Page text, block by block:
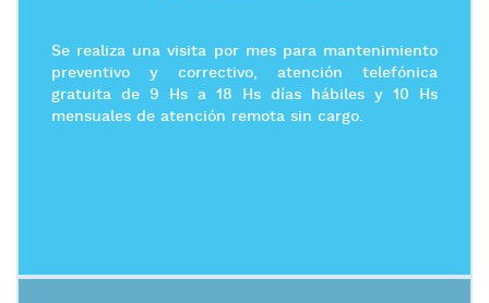
Se realiza una visita por mes para mantenimiento
preventivo y correctivo, atención telefónica
gratuita de 9 Hs a 18 Hs días hábiles y 10 Hs
mensuales de atención remota sin cargo.